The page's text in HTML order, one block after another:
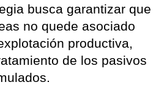
busca garantizar que
no quede asociado
productiva,
de los pasivos